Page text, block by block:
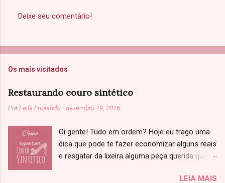
t
r
m
c
o
e
n
t
á
r
i
Deixe seu comentário!
Os mais visitados
Restaurando couro sintético
PorLeila Friolando -dezembro 19, 2016
Oi gente! Tudo em ordem? Hoje eu trago uma
dica que pode te fazer economizar alguns reais
e resgatar da lixeira alguma peça querida que
aquela jaqueta, sapato ou bolsa de couro que
LEIA MAIS